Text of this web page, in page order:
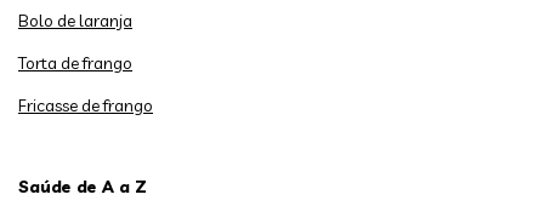
Bolo de laranja
Torta de frango
Fricasse de frango
Saúde de A a Z